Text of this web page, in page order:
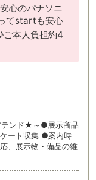
心のパナソニ
てstartも安心
本人負担約4
テンド★～●展示商品
ート収集 ●案内時
、展示物・備品の維